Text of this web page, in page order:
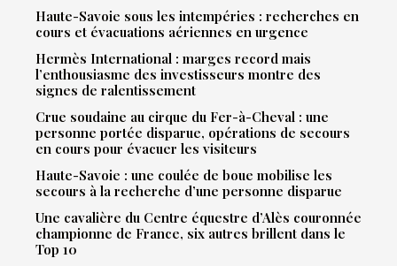
Haute-Savoie sous les intempéries : recherches en
cours et évacuations aériennes en urgence
Hermès International : marges record mais
l’enthousiasme des investisseurs montre des
signes de ralentissement
Crue soudaine au cirque du Fer-à-Cheval : une
personne portée disparue, opérations de secours
en cours pour évacuer les visiteurs
Haute-Savoie : une coulée de boue mobilise les
secours à la recherche d’une personne disparue
Une cavalière du Centre équestre d’Alès couronnée
championne de France, six autres brillent dans le
Top 10